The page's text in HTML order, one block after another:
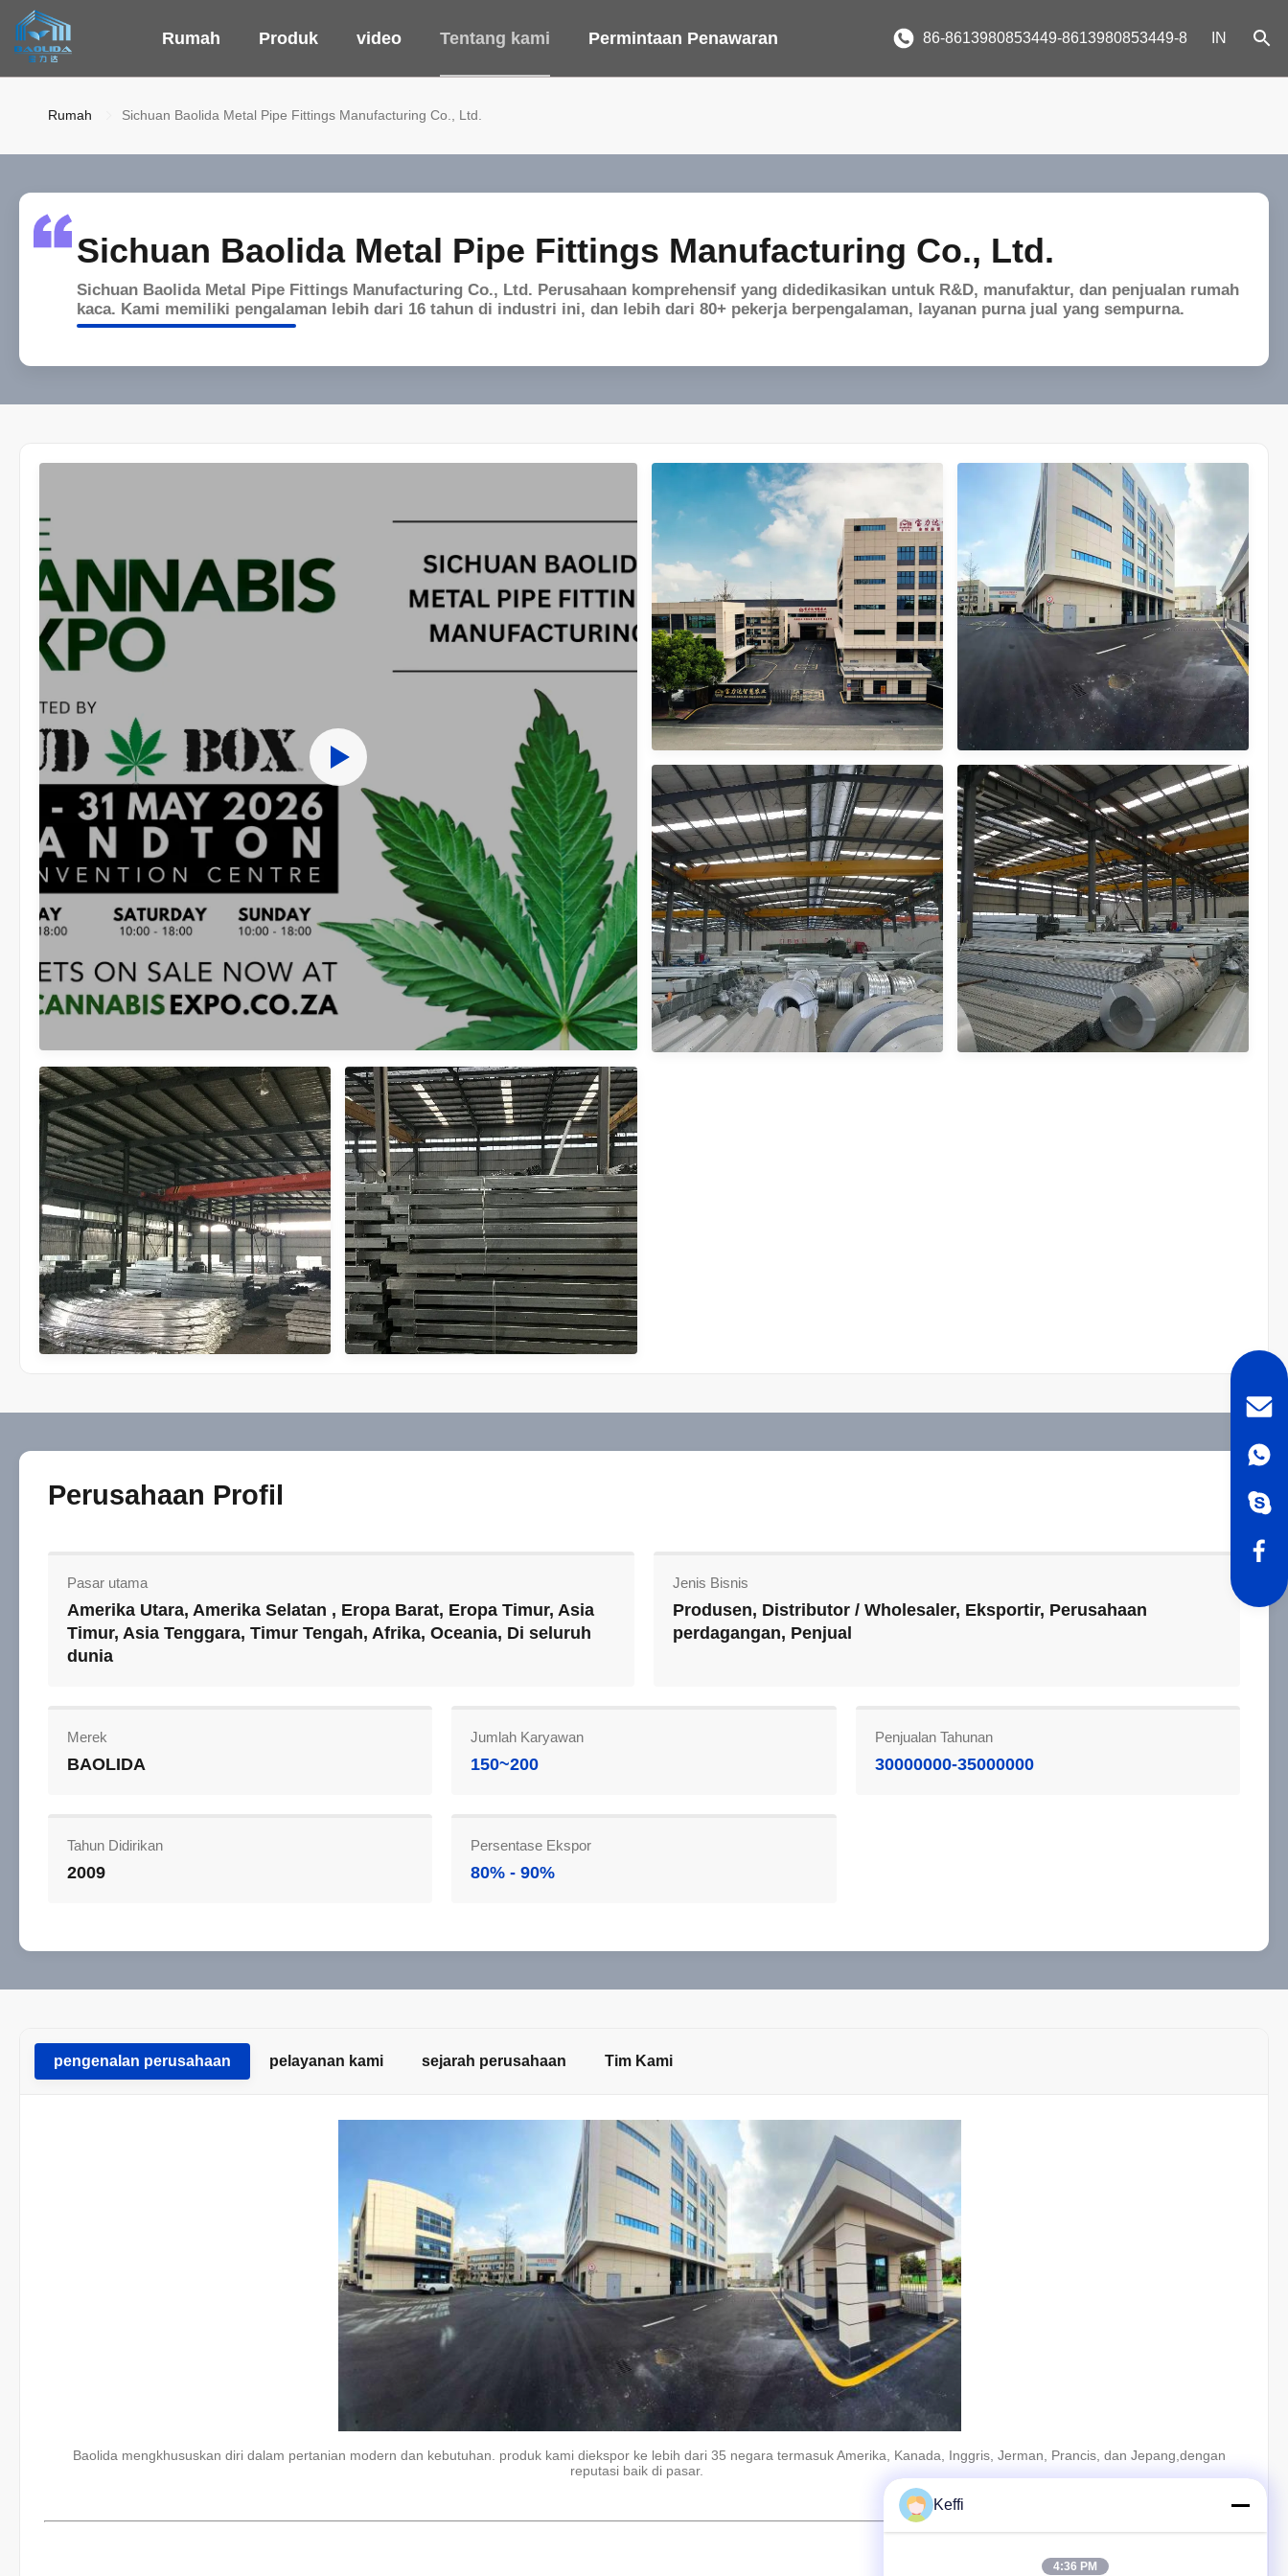
Rumah Produk video Tentang kami Permintaan Penawaran 86-8613980853449-8613980853449-8 IN
Rumah Sichuan Baolida Metal Pipe Fittings Manufacturing Co., Ltd.
Sichuan Baolida Metal Pipe Fittings Manufacturing Co., Ltd.
Sichuan Baolida Metal Pipe Fittings Manufacturing Co., Ltd. Perusahaan komprehensif yang didedikasikan untuk R&D, manufaktur, dan penjualan rumah
kaca. Kami memiliki pengalaman lebih dari 16 tahun di industri ini, dan lebih dari 80+ pekerja berpengalaman, layanan purna jual yang sempurna.
Perusahaan Profil
Pasar utama
Amerika Utara, Amerika Selatan , Eropa Barat, Eropa Timur, Asia
Timur, Asia Tenggara, Timur Tengah, Afrika, Oceania, Di seluruh
dunia
Jenis Bisnis
Produsen, Distributor / Wholesaler, Eksportir, Perusahaan
perdagangan, Penjual
Merek
BAOLIDA
Jumlah Karyawan
150~200
Penjualan Tahunan
30000000-35000000
Tahun Didirikan
2009
Persentase Ekspor
80% - 90%
pengenalan perusahaan pelayanan kami sejarah perusahaan Tim Kami
Baolida mengkhususkan diri dalam pertanian modern dan kebutuhan. produk kami diekspor ke lebih dari 35 negara termasuk Amerika, Kanada, Inggris, Jerman, Prancis, dan Jepang,dengan
reputasi baik di pasar.
Keffi
4:36 PM